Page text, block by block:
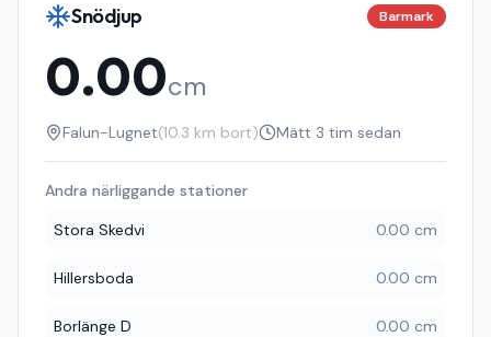
Snödjup Barmark
0.00cm
Falun-Lugnet(10.3 km bort) Mätt 3 tim sedan
Andra närliggande stationer
Stora Skedvi
0.00 cm
Hillersboda 0.00 cm
Borlänge D 0.00 cm